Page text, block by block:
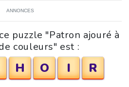
ANNONCES
puzzle "Patron ajouré à
couleurs" est :
H O I R